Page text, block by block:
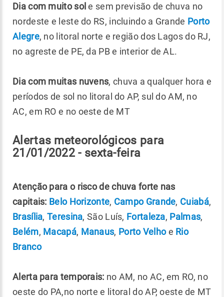
Dia com muito sol e sem previsão de chuva no
nordeste e leste do RS, incluindo a Grande Porto
Alegre, no litoral norte e região dos Lagos do RJ,
no agreste de PE, da PB e interior de AL.
Dia com muitas nuvens, chuva a qualquer hora e
períodos de sol no litoral do AP, sul do AM, no
AC, em RO e no oeste de MT
Alertas meteorológicos para
21/01/2022 - sexta-feira
Atenção para o risco de chuva forte nas
capitais: Belo Horizonte, Campo Grande, Cuiabá,
Brasília,Teresina, São Luís, Fortaleza, Palmas,
Belém, Macapá, Manaus, Porto Velhoe Rio
Branco
Alerta para temporais: no AM, no AC, em RO, no
oeste do PA,no norte e litoral do AP, oeste de MT